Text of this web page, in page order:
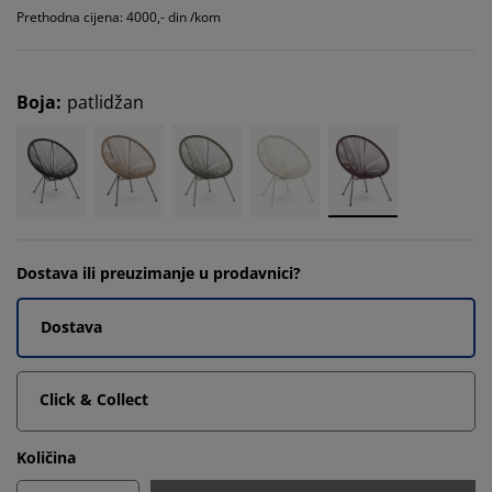
Prethodna cijena: 4000,- din /kom
Boja: patlidžan
Dostava ili preuzimanje u prodavnici?
Dostava
Click & Collect
Količina